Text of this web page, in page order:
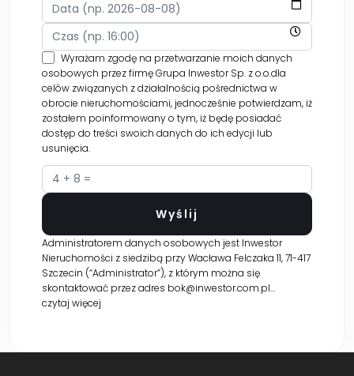
Wyrażam zgodę na przetwarzanie moich danych
osobowych przez firmę Grupa Inwestor Sp. z o.o.dla
celów związanych z działalnością pośrednictwa w
obrocie nieruchomościami, jednocześnie potwierdzam, iż
zostałem poinformowany o tym, iż będę posiadać
dostęp do treści swoich danych do ich edycji lub
usunięcia.
Administratorem danych osobowych jest Inwestor
Nieruchomości z siedzibą przy Wacława Felczaka 11, 71-417
Szczecin (“Administrator”), z którym można się
skontaktować przez adres bok@inwestor.com.pl…
czytaj więcej